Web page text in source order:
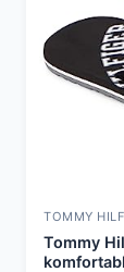
TOMMY
Tommy